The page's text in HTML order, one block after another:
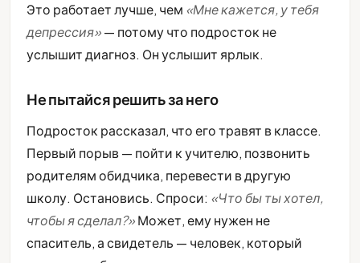
Это работает лучше, чем «Мне кажется, у тебя
депрессия»— потому что подросток не
услышит диагноз. Он услышит ярлык.
Не пытайся решить за него
Подросток рассказал, что его травят в классе.
Первый порыв — пойти к учителю, позвонить
родителям обидчика, перевести в другую
школу. Остановись. Спроси: «Что бы ты хотел,
чтобы я сделал?»Может, ему нужен не
спаситель, а свидетель — человек, который